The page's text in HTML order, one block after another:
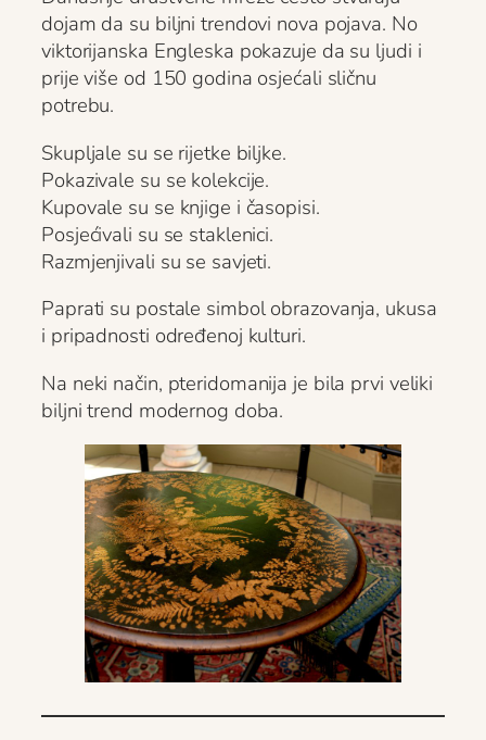
dojam da su biljni trendovi nova pojava. No
viktorijanska Engleska pokazuje da su ljudi i
prije više od 150 godina osjećali sličnu
potrebu.
Skupljale su se rijetke biljke.
Pokazivale su se kolekcije.
Kupovale su se knjige i časopisi.
Posjećivali su se staklenici.
Razmjenjivali su se savjeti.
Paprati su postale simbol obrazovanja, ukusa
i pripadnosti određenoj kulturi.
Na neki način, pteridomanija je bila prvi veliki
biljni trend modernog doba.